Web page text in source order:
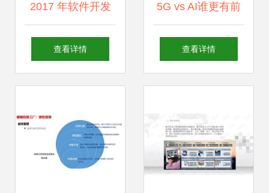
2017 年软件开发
人员需要面对的 7
查看详情
5G vs AI谁更有前
途？
查看详情